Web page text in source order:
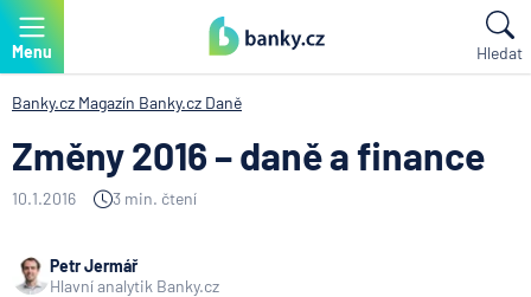
Menu Hledat
Banky.cz Magazín Banky.cz Daně
Změny 2016 – daně a finance
10.1.2016 3 min. čtení
Petr Jermář
Hlavní analytik Banky.cz